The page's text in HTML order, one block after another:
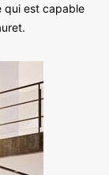
qui est capable